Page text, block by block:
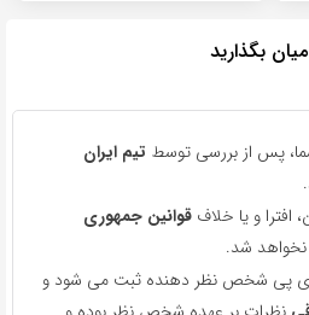
بگذارید
پس از بررسی توسط تیم ایران
و یا خلاف قوانین جمهوری
نخواهد شد.
آی پی شخص نظر دهنده ثبت می شود و